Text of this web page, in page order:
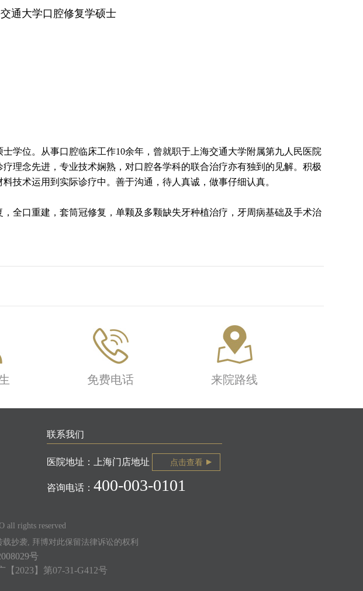
交通大学口腔修复学硕士
位。从事口腔临床工作10余年，曾就职于上海交通大学附属第九人民医院
理念先进，专业技术娴熟，对口腔各学科的联合治疗亦有独到的见解。积极
技术运用到实际诊疗中。善于沟通，待人真诚，做事仔细认真。
全口重建，套筒冠修复，单颗及多颗缺失牙种植治疗，牙周病基础及手术治
免费电话 来院路线
联系我们
医院地址：上海门店地址 点击查看
咨询电话： 400-003-0101
all rights reserved
抄袭, 拜博对此保留法律诉讼的权利
号
【2023】第07-31-G412号